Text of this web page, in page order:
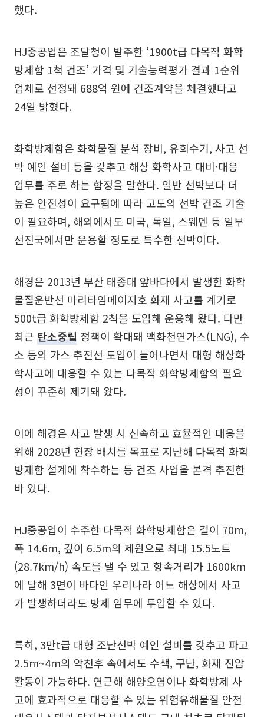
했다.
HJ중공업은 조달청이 발주한 ‘1900t급 다목적 화학
방제함 1척 건조’ 가격 및 기술능력평가 결과 1순위
업체로 선정돼 688억 원에 건조계약을 체결했다고
24일 밝혔다.
화학방제함은 화학물질 분석 장비, 유회수기, 사고 선
박 예인 설비 등을 갖추고 해상 화학사고 대비·대응
업무를 주로 하는 함정을 말한다. 일반 선박보다 더
높은 안전성이 요구됨에 따라 고도의 선박 건조 기술
이 필요하며, 해외에서도 미국, 독일, 스웨덴 등 일부
선진국에서만 운용할 정도로 특수한 선박이다.
해경은 2013년 부산 태종대 앞바다에서 발생한 화학
물질운반선 마리타임메이지호 화재 사고를 계기로
500t급 화학방제함 2척을 도입해 운용해 왔다. 다만
최근 탄소중립 정책이 확대돼 액화천연가스(LNG), 수
소 등의 가스 추진선 도입이 늘어나면서 대형 해상화
학사고에 대응할 수 있는 다목적 화학방제함의 필요
성이 꾸준히 제기돼 왔다.
이에 해경은 사고 발생 시 신속하고 효율적인 대응을
위해 2028년 현장 배치를 목표로 지난해 다목적 화학
방제함 설계에 착수하는 등 건조 사업을 본격 추진한
바 있다.
HJ중공업이 수주한 다목적 화학방제함은 길이 70m,
폭 14.6m, 깊이 6.5m의 제원으로 최대 15.5노트
(28.7km/h) 속도를 낼 수 있고 항속거리가 1600km
에 달해 3면이 바다인 우리나라 어느 해상에서 사고
가 발생하더라도 방제 임무에 투입할 수 있다.
특히, 3만t급 대형 조난선박 예인 설비를 갖추고 파고
2.5m~4m의 악천후 속에서도 수색, 구난, 화재 진압
활동이 가능하다. 연근해 해양오염이나 화학방제 사
고에 효과적으로 대응할 수 있는 위험유해물질 안전